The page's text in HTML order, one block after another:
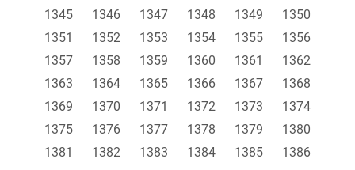
1345
1346 1347 1348 1349
1350
1351
1352 1353 1354 1355
1356
1357
1358 1359 1360 1361
1362
1363
1364 1365 1366 1367
1368
1369
1370 1371 1372 1373
1374
1375
1376 1377 1378 1379
1380
1381
1382 1383 1384 1385
1386